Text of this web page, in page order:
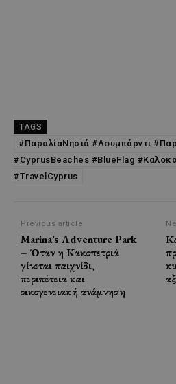
TAGS
#ΠαραλίαΝησιά #Λουμπάρντι
#CyprusBeaches #BlueFlag
#TravelCyprus
Previous article
Marina’s Adventure Park
– Όταν η Κακοπετριά
γίνεται παιχνίδι,
περιπέτεια και
οικογενειακή ανάμνηση